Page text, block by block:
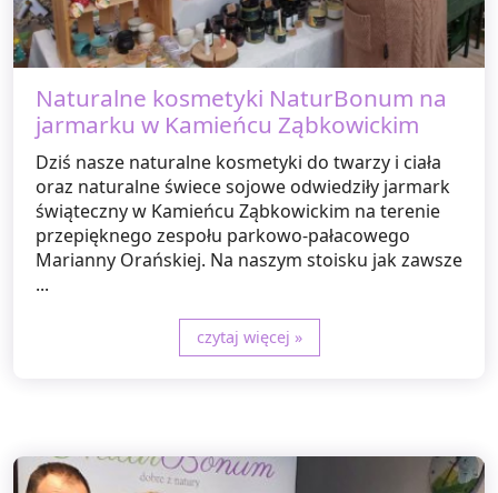
Naturalne kosmetyki NaturBonum na
jarmarku w Kamieńcu Ząbkowickim
Dziś nasze naturalne kosmetyki do twarzy i ciała
oraz naturalne świece sojowe odwiedziły jarmark
świąteczny w Kamieńcu Ząbkowickim na terenie
przepięknego zespołu parkowo-pałacowego
Marianny Orańskiej. Na naszym stoisku jak zawsze
...
czytaj więcej »